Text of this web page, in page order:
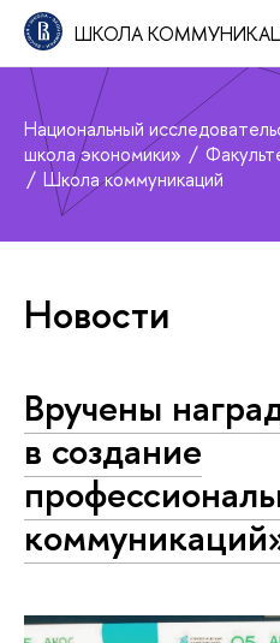
ШКОЛА
Национальный
школа экономики»
Школа коммуникаций
Новости
Вручены
в создание